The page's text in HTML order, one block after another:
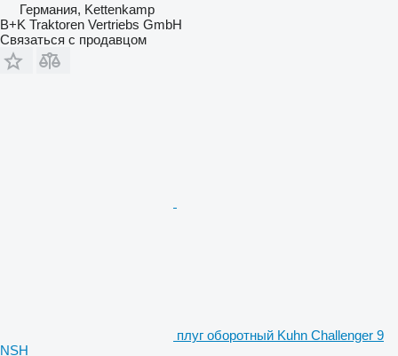
Германия, Kettenkamp
B+K Traktoren Vertriebs GmbH
Связаться с продавцом
плуг оборотный Kuhn Challenger 9
NSH